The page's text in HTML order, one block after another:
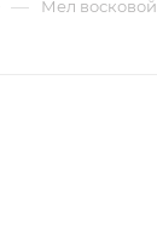
— Мел восковой